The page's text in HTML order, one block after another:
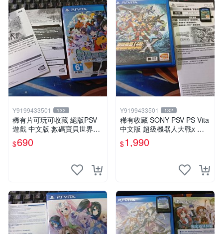
Y9199433501 132
稀有片可玩可收藏 絕版PSV
遊戲 中文版 數碼寶貝世界新
秩序
$690
Y9199433501 132
稀有收藏 SONY PSV PS Vita
中文版 超級機器人大戰x 中
文版 配件回函卡齊全
$1,990